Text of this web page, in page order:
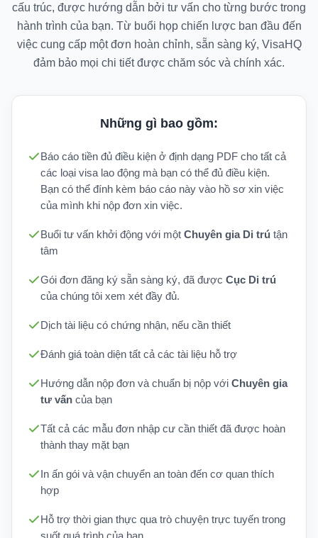
cấu trúc, được hướng dẫn bởi tư vấn cho từng bước trong
hành trình của bạn. Từ buổi họp chiến lược ban đầu đến
việc cung cấp một đơn hoàn chỉnh, sẵn sàng ký, VisaHQ
đảm bảo mọi chi tiết được chăm sóc và chính xác.
Những gì bao gồm:
Báo cáo tiền đủ điều kiện ở định dạng PDF cho tất cả
các loại visa lao động mà bạn có thể đủ điều kiện.
Bạn có thể đính kèm báo cáo này vào hồ sơ xin việc
của mình khi nộp đơn xin việc.
Buổi tư vấn khởi động với một Chuyên gia Di trú tận
tâm
Gói đơn đăng ký sẵn sàng ký, đã được Cục Di trú
của chúng tôi xem xét đầy đủ.
Dịch tài liệu có chứng nhận, nếu cần thiết
Đánh giá toàn diện tất cả các tài liệu hỗ trợ
Hướng dẫn nộp đơn và chuẩn bị nộp với Chuyên gia
tư vấn của bạn
Tất cả các mẫu đơn nhập cư cần thiết đã được hoàn
thành thay mặt bạn
In ấn gói và vận chuyển an toàn đến cơ quan thích
hợp
Hỗ trợ thời gian thực qua trò chuyện trực tuyến trong